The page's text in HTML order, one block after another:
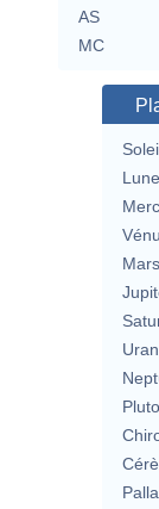
AS
MC
Lune
Mars